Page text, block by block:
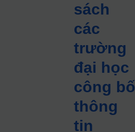
sách
các
trường
đại học
công bố
thông
tin